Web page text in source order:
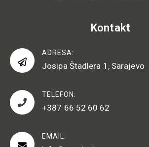
Kontakt
ADRESA:
Josipa Štadlera 1, Sarajevo
TELEFON:
+387 66 52 60 62
EMAIL: